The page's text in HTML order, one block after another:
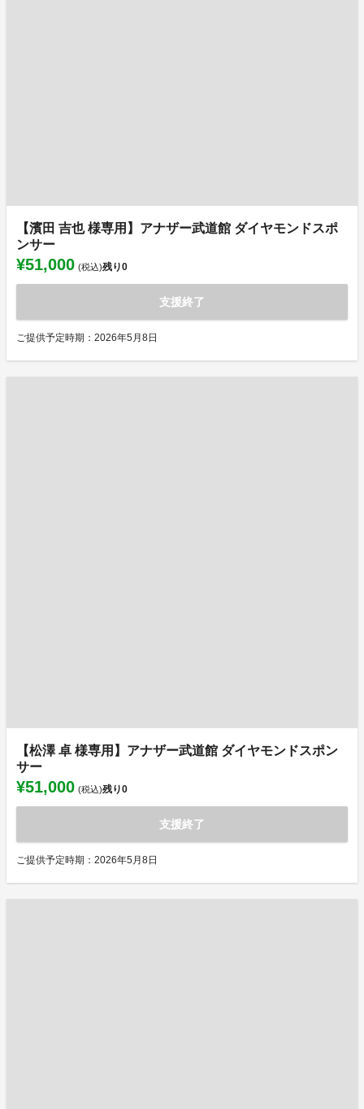
【濱田 吉也 様専用】アナザー武道館 ダイヤモンドスポ
ンサー
¥51,000 (税込)残り0
支援終了
ご提供予定時期：2026年5月8日
【松澤 卓 様専用】アナザー武道館 ダイヤモンドスポン
サー
¥51,000 (税込)残り0
支援終了
ご提供予定時期：2026年5月8日